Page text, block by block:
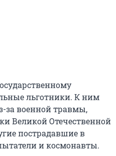
льготники. К ним
за военной травмы,
Великой Отечественной
пострадавшие в
и космонавты.